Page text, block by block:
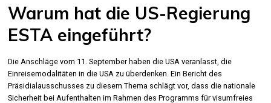
Warum hat die US-Regierung
ESTA eingeführt?
Die Anschläge vom 11. September haben die USA veranlasst, die
Einreisemodalitäten in die USA zu überdenken. Ein Bericht des
Präsidialausschusses zu diesem Thema schlägt vor, dass die nationale
Sicherheit bei Aufenthalten im Rahmen des Programms für visumfreies